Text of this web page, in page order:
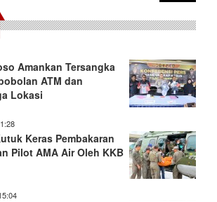
Amankan Tersangka
ATM dan
Lokasi
Keras Pembakaran
Pilot AMA Air Oleh KKB